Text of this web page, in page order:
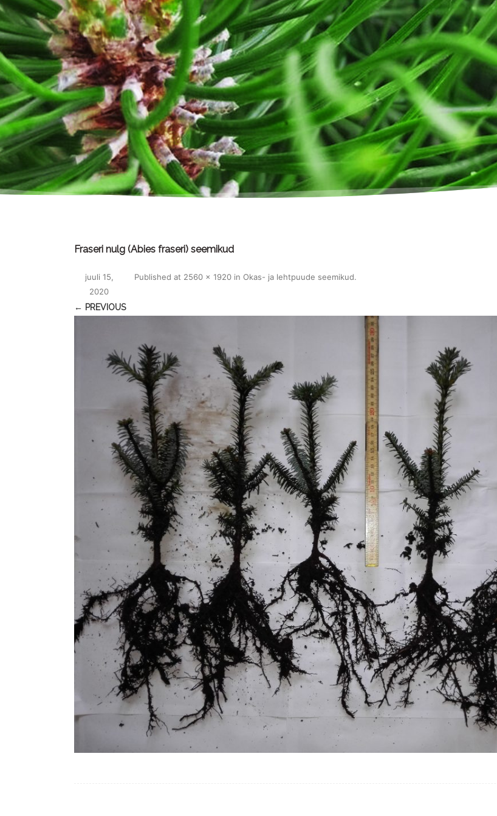
Fraseri nulg (Abies fraseri) seemikud
Published
juuli 15,
2020
at 2560 × 1920 in Okas- ja lehtpuude seemikud.
← PREVIOUS